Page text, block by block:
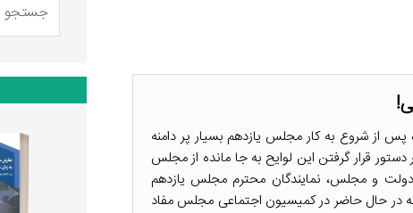
از شروع به کار مجلس یازدهم بسیار پر دامنه
قرار گرفتن این لوایح به جا مانده از مجلس
و مجلس، نمایندگان محترم مجلس یازدهم
در حال حاضر در کمیسیون اجتماعی مجلس مفاد